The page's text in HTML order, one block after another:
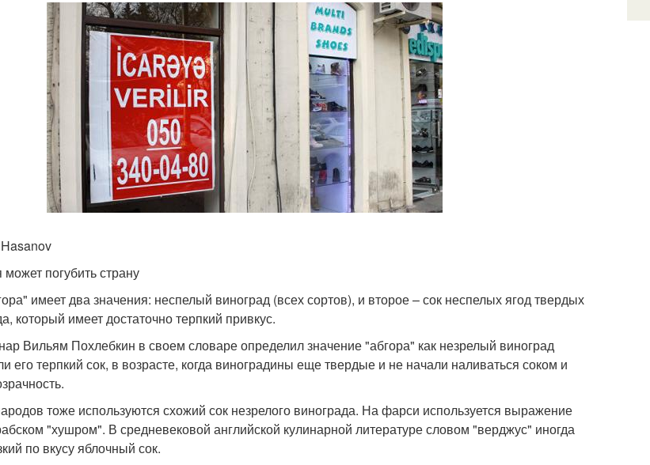
может погубить страну
имеет два значения: неспелый виноград (всех сортов), и второе – сок неспелых ягод твердых
который имеет достаточно терпкий привкус.
Вильям Похлебкин в своем словаре определил значение "абгора" как незрелый виноград
его терпкий сок, в возрасте, когда виноградины еще твердые и не начали наливаться соком и
тоже используются схожий сок незрелого винограда. На фарси используется выражение
"хушром". В средневековой английской кулинарной литературе словом "верджус" иногда
по вкусу яблочный сок.